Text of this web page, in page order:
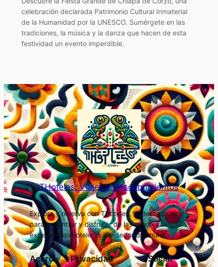
celebración declarada Patrimonio Cultural Inmaterial
de la Humanidad por la UNESCO. Sumérgete en las
tradiciones, la música y la danza que hacen de esta
festividad un evento imperdible.
THoteles: Viajes y Descubrimientos
Explora y reserva con THoteles, tu destino único
para encontrar y disfrutar de las mejores
experiencias hoteleras alrededor del mundo.
Acerca Privacidad Social